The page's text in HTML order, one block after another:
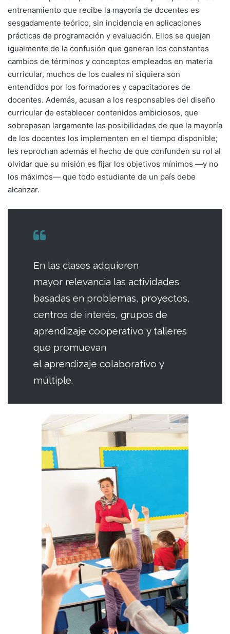
entrenamiento que recibe la mayoría de docentes es
sesgadamente teórico, sin incidencia en aplicaciones
prácticas de programación y evaluación. Ellos se quejan
igualmente de la confusión que generan los constantes
cambios de términos y conceptos empleados en materia
curricular, muchos de los cuales ni siquiera son
entendidos por los formadores y capacitadores de
docentes. Además, acusan a los responsables del diseño
curricular de establecer contenidos ambiciosos, que
sobrepasan largamente las posibilidades de que la mayoría
de los docentes los implementen en el tiempo disponible;
les reprochan además el hecho de que confunden su rol al
olvidar que su misión es fijar los objetivos mínimos —y no
los máximos— que todo estudiante de un país debe
alcanzar.
En las clases adquieren
mayor relevancia las actividades
basadas en problemas, proyectos,
centros de interés, grupos de
aprendizaje cooperativo y talleres
que promuevan
el aprendizaje colaborativo y
múltiple.